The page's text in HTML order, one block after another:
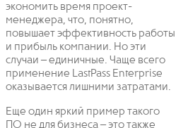
экономить время проект-
менеджера, что, понятно,
повышает эффективность работы
и прибыль компании. Но эти
случаи – единичные. Чаще всего
применение LastPass Enterprise
оказывается лишними затратами.
Еще один яркий пример такого
ПО не для бизнеса – это также